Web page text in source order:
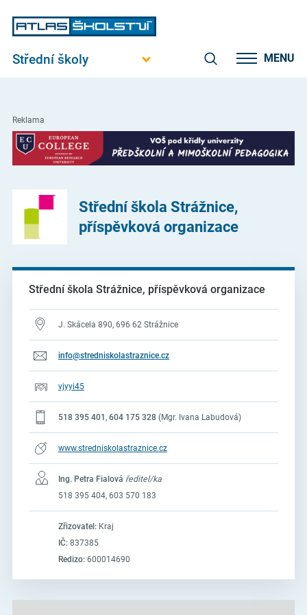
Střední školy MENU
Reklama
Střední škola Strážnice,
příspěvková organizace
Střední škola Strážnice, příspěvková organizace
J. Skácela 890, 696 62 Strážnice
info@stredniskolastraznice.cz
vjyyi45
518 395 401 , 604 175 328 (Mgr. Ivana Labudová)
www.stredniskolastraznice.cz
Ing. Petra Fialová ředitel/ka
518 395 404, 603 570 183
Zřizovatel:Kraj
IČ:837385
Redizo:600014690